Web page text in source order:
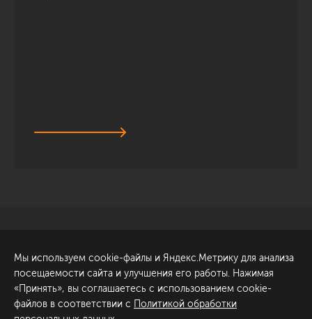
Обсудить проект
ул. Академика Павлова, 6
к1
+7 (812) 200-95-55
Мы используем cookie-файлы и Яндекс.Метрику для анализа
посещаемости сайта и улучшения его работы. Нажимая
«Принять», вы соглашаетесь с использованием cookie-
файлов в соответствии с Политикой обработки